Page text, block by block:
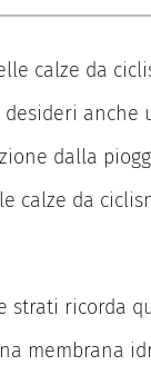
calze da
anche
dalla
calze da
strati ricorda
membrana